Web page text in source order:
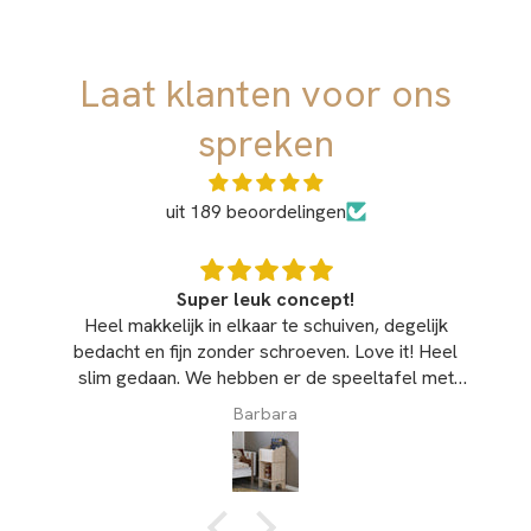
Onderhoud:
Afnemen met een doek.
Duurzaamheid: De print is zeer vuilafstotend en kan
regelmatig worden schoongemaakt.
Laat klanten voor ons
spreken
uit 189 beoordelingen
Super leuk concept!
makkelijk in elkaar te schuiven, degelijk
en fijn zonder schroeven. Love it! Heel
gedaan. We hebben er de speeltafel met
en bankje van, en 3 boekenkasten voor
op de kinderkamers.
Heel mooi
goede
hele fijne